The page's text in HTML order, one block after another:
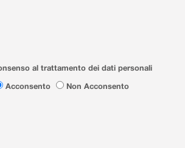
al trattamento dei dati personali
Acconsento
Non Acconsento